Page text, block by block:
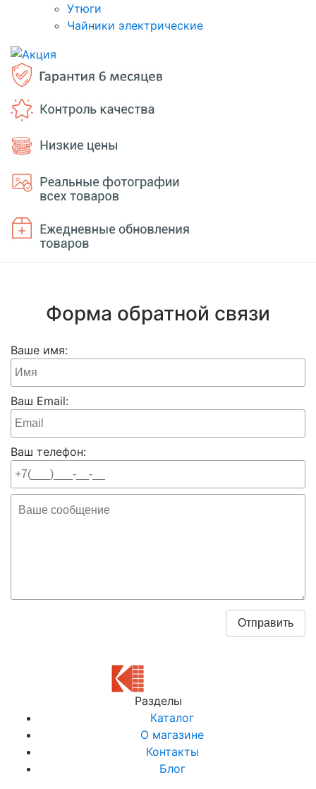
Утюги
Чайники электрические
Форма обратной связи
Ваше имя:
Ваш Email:
Ваш телефон:
Разделы
Каталог
О магазине
Контакты
Блог